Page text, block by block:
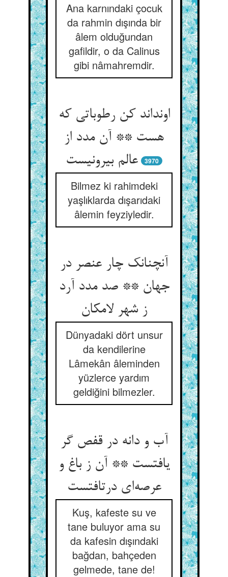
Ana karnındaki çocuk
da rahmin dışında bir
âlem olduğundan
gafildir, o da Calinus
gibi nâmahremdir.
اونداند کن رطوباتی که
هست ** آن مدد از
عالم بیرونیست
3970
Bilmez ki rahimdeki
yaşlıklarda dışarıdaki
âlemin feyziyledir.
آنچنانک چار عنصر در
جهان ** صد مدد آرد
ز شهر لامکان
Dünyadaki dört unsur
da kendilerine
Lâmekân âleminden
yüzlerce yardım
geldiğini bilmezler.
آب و دانه در قفص گر
یافتست ** آن ز باغ و
عرصه‌ای درتافتست
Kuş, kafeste su ve
tane buluyor ama su
da kafesin dışındaki
bağdan, bahçeden
gelmede, tane de!